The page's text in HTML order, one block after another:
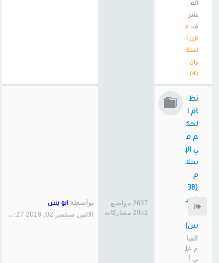
الم
شر
ف: م
ازن ا
لسك
ران
(4)
نظ
ام ا
لحك
م ف
ي الإ
سلا
م
(38
1 س
س)
القيا
م عل
ى أ
2637 مواضيع
2952 مشاركات
بواسطة ابو يس
الاثنين سبتمبر 02, 2019 1:27 pm